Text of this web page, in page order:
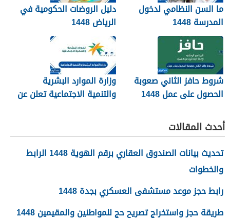
ما السن النظامي لدخول
المدرسة 1448
دليل الروضات الحكومية في
الرياض 1448
شروط حافز الثاني صعوبة
الحصول على عمل 1448
وزارة الموارد البشرية
والتنمية الاجتماعية تعلن عن
1448
أحدث المقالات
تحديث بيانات الصندوق العقاري برقم الهوية 1448 الرابط
والخطوات
رابط حجز موعد مستشفى العسكري بجدة 1448
طريقة حجز واستخراج تصريح حج للمواطنين والمقيمين 1448